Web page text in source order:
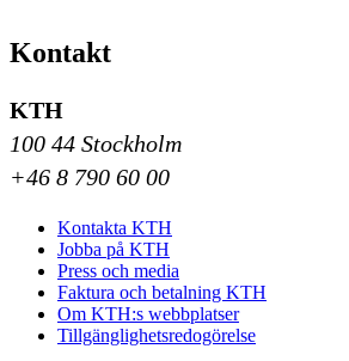
Kontakt
KTH
100 44 Stockholm
+46 8 790 60 00
Kontakta KTH
Jobba på KTH
Press och media
Faktura och betalning KTH
Om KTH:s webbplatser
Tillgänglighetsredogörelse